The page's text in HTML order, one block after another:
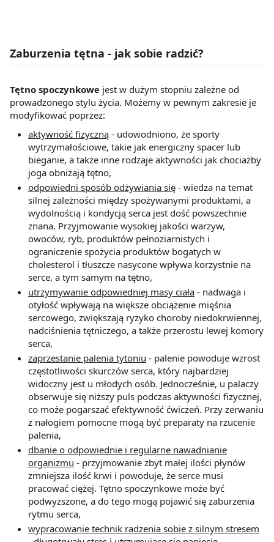
Zaburzenia tętna - jak sobie radzić?
Tętno spoczynkowe jest w dużym stopniu zależne od
prowadzonego stylu życia. Możemy w pewnym zakresie je
modyfikować poprzez:
aktywność fizyczną - udowodniono, że sporty
wytrzymałościowe, takie jak energiczny spacer lub
bieganie, a także inne rodzaje aktywności jak chociażby
joga obniżają tętno,
odpowiedni sposób odżywiania się - wiedza na temat
silnej zależności między spożywanymi produktami, a
wydolnością i kondycją serca jest dość powszechnie
znana. Przyjmowanie wysokiej jakości warzyw,
owoców, ryb, produktów pełnoziarnistych i
ograniczenie spożycia produktów bogatych w
cholesterol i tłuszcze nasycone wpływa korzystnie na
serce, a tym samym na tętno,
utrzymywanie odpowiedniej masy ciała - nadwaga i
otyłość wpływają na większe obciążenie mięśnia
sercowego, zwiększają ryzyko choroby niedokrwiennej,
nadciśnienia tętniczego, a także przerostu lewej komory
serca,
zaprzestanie palenia tytoniu - palenie powoduje wzrost
częstotliwości skurczów serca, który najbardziej
widoczny jest u młodych osób. Jednocześnie, u palaczy
obserwuje się niższy puls podczas aktywności fizycznej,
co może pogarszać efektywność ćwiczeń. Przy zerwaniu
z nałogiem pomocne mogą być preparaty na rzucenie
palenia,
dbanie o odpowiednie i regularne nawadnianie
organizmu - przyjmowanie zbyt małej ilości płynów
zmniejsza ilość krwi i powoduje, że serce musi
pracować ciężej. Tętno spoczynkowe może być
podwyższone, a do tego mogą pojawić się zaburzenia
rytmu serca,
wypracowanie technik radzenia sobie z silnym stresem